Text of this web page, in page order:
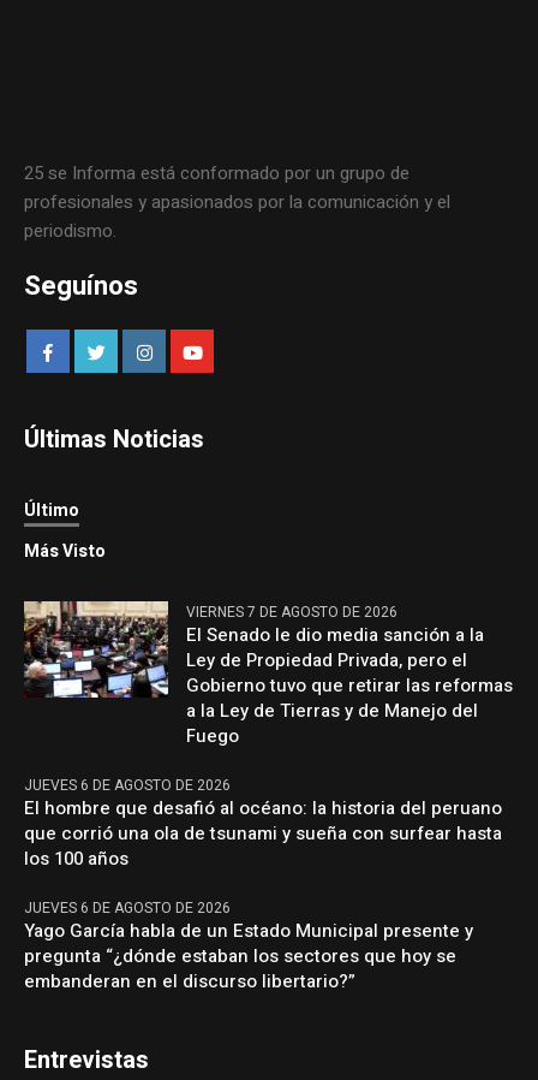
25 se Informa está conformado por un grupo de
profesionales y apasionados por la comunicación y el
periodismo.
Seguínos
Últimas Noticias
Último
Más Visto
VIERNES 7 DE AGOSTO DE 2026
El Senado le dio media sanción a la
Ley de Propiedad Privada, pero el
Gobierno tuvo que retirar las reformas
a la Ley de Tierras y de Manejo del
Fuego
JUEVES 6 DE AGOSTO DE 2026
El hombre que desafió al océano: la historia del peruano
que corrió una ola de tsunami y sueña con surfear hasta
los 100 años
JUEVES 6 DE AGOSTO DE 2026
Yago García habla de un Estado Municipal presente y
pregunta “¿dónde estaban los sectores que hoy se
embanderan en el discurso libertario?”
Entrevistas